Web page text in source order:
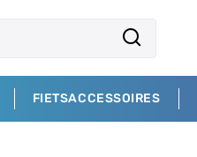
FIETSACCESSOIRES